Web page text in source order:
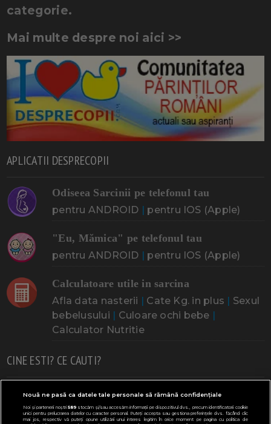
categorie.
Mai multe despre noi aici >>
APLICATII DESPRECOPII
Odiseea Sarcinii pe telefonul tau
pentru ANDROID | pentru IOS (Apple)
"Eu, Mămica" pe telefonul tau
pentru ANDROID | pentru IOS (Apple)
Calculatoare utile in sarcina
Afla data nasterii | Cate Kg. in plus | Sexul
bebelusului | Culoare ochi bebe |
Calculator Nutritie
CINE ESTI? CE CAUTI?
Doresc un copil Adoptia Probleme cu sarcina
Urmeaza sa nasc Probleme alaptare Bebe plange
Nouă ne pasă ca datele tale personale să rămână confidențiale
Noi și partenerii noștri589stocăm și/sau accesăm informații pe dispozitivul dvs., precum identificatorii cookie
unici pentru prelucrarea datelor cu caracter personal. Puteți accepta sau gestiona preferințele dvs. făcând clic
mai jos, respectiv vă puteți opune utilizării unui interes legitim în orice moment pe pagina cu politica de